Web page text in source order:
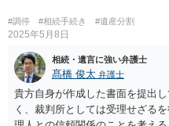
#調停 #相続手続き #遺産分割
2025年5月8日
相続・遺言に強い弁護士
髙橋 俊太 弁護士
貴方自身が作成した書面を提出
く、裁判所としては受理せざる